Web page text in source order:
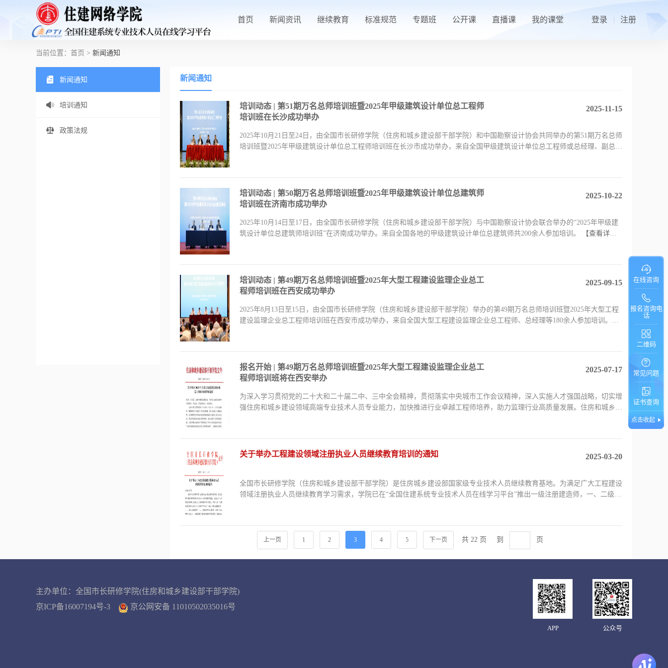
登录 注册
首页 新闻资讯 继续教育 标准规范 专题班 公开课 直播课 我的课堂
当前位置： 首页 > 新闻通知
新闻通知
培训通知
政策法规
新闻通知
2025-11-15
培训动态 | 第51期万名总师培训班暨2025年甲级建筑设计单位总工程师
培训班在长沙成功举办
2025年10月21日至24日，由全国市长研修学院（住房和城乡建设部干部学院）和中国勘察设计协会共同举办的第51期万名总师
培训班暨2025年甲级建筑设计单位总工程师培训班在长沙市成功举办，来自全国甲级建筑设计单位总工程师或总经理、副总经
2025-10-22
培训动态 | 第50期万名总师培训班暨2025年甲级建筑设计单位总建筑师
培训班在济南市成功举办
2025年10月14日至17日，由全国市长研修学院（住房和城乡建设部干部学院）与中国勘察设计协会联合举办的“2025年甲级建
筑设计单位总建筑师培训班”在济南成功举办。来自全国各地的甲级建筑设计单位总建筑师共200余人参加培训。
【查看详
2025-09-15
培训动态 | 第49期万名总师培训班暨2025年大型工程建设监理企业总工
程师培训班在西安成功举办
2025年8月13日至15日，由全国市长研修学院（住房和城乡建设部干部学院）举办的第49期万名总师培训班暨2025年大型工程
建设监理企业总工程师培训班在西安市成功举办，来自全国大型工程建设监理企业总工程师、总经理等180余人参加培训。
2025-07-17
报名开始 | 第49期万名总师培训班暨2025年大型工程建设监理企业总工
程师培训班将在西安举办
为深入学习贯彻党的二十大和二十届二中、三中全会精神，贯彻落实中央城市工作会议精神，深入实施人才强国战略，切实增
强住房和城乡建设领域高端专业技术人员专业能力，加快推进行业卓越工程师培养，助力监理行业高质量发展。住房和城乡建
2025-03-20
关于举办工程建设领域注册执业人员继续教育培训的通知
全国市长研修学院（住房和城乡建设部干部学院）是住房城乡建设部国家级专业技术人员继续教育基地。为满足广大工程建设
领域注册执业人员继续教育学习需求，学院已在“全国住建系统专业技术人员在线学习平台”推出一级注册建造师，一、二级注
上一页 1 2 3 4 5 下一页 共 22 页 到 页
主办单位：全国市长研修学院(住房和城乡建设部干部学院)
京ICP备16007194号-3
京公网安备 11010502035016号
APP 公众号
在线咨询
报名咨询电
话
二维码
常见问题
证书查询
点击收起